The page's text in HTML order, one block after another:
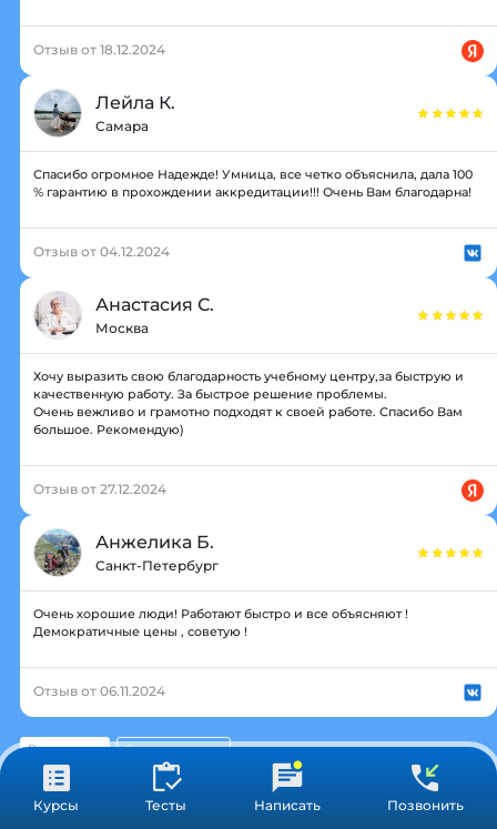
Курсы Тесты Написать Позвонить
Отзыв от 18.12.2024
Лейла К.
Самара
Спасибо огромное Надежде! Умница, все четко объяснила, дала 100
% гарантию в прохождении аккредитации!!! Очень Вам благодарна!
Отзыв от 04.12.2024
Анастасия С.
Москва
Хочу выразить свою благодарность учебному центру,за быструю и
качественную работу. За быстрое решение проблемы.
Очень вежливо и грамотно подходят к своей работе. Спасибо Вам
большое. Рекомендую)
Отзыв от 27.12.2024
Анжелика Б.
Санкт-Петербург
Очень хорошие люди! Работают быстро и все объясняют !
Демократичные цены , советую !
Отзыв от 06.11.2024
Все отзывы Оставить отзыв